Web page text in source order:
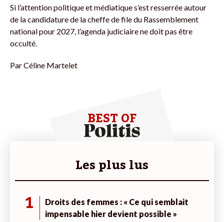
Si l’attention politique et médiatique s’est resserrée autour
de la candidature de la cheffe de file du Rassemblement
national pour 2027, l’agenda judiciaire ne doit pas être
occulté.
ParCéline Martelet
BEST OF
Les plus lus
1
Droits des femmes : « Ce qui semblait
impensable hier devient possible »